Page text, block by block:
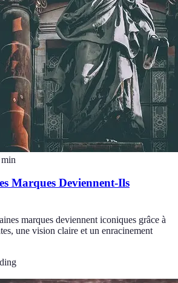
min
Marques Deviennent-Ils
marques deviennent iconiques grâce à
une vision claire et un enracinement